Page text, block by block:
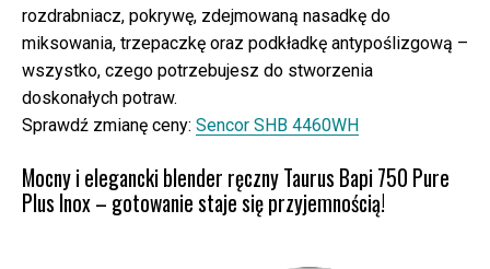
rozdrabniacz, pokrywę, zdejmowaną nasadkę do
miksowania, trzepaczkę oraz podkładkę antypoślizgową –
wszystko, czego potrzebujesz do stworzenia
doskonałych potraw.
Sprawdź zmianę ceny: Sencor SHB 4460WH
Mocny i elegancki blender ręczny Taurus Bapi 750 Pure
Plus Inox – gotowanie staje się przyjemnością!